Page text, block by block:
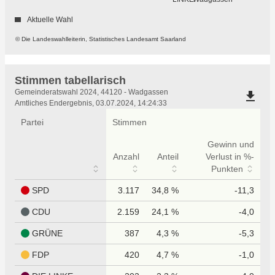
© Die Landeswahlleiterin, Statistisches Landesamt Saarland
Aktuelle Wahl
Stimmen tabellarisch
Stimmen
tabellarisch
Gemeinderatswahl 2024, 44120 - Wadgassen
Amtliches Endergebnis, 03.07.2024, 14:24:33
file_download
Partei Stimmen
Anzahl Anteil
Gewinn und
Verlust in %-
Punkten
SPD 3.117 34,8 % -11,3
CDU 2.159 24,1 % -4,0
GRÜNE 387 4,3 % -5,3
FDP 420 4,7 % -1,0